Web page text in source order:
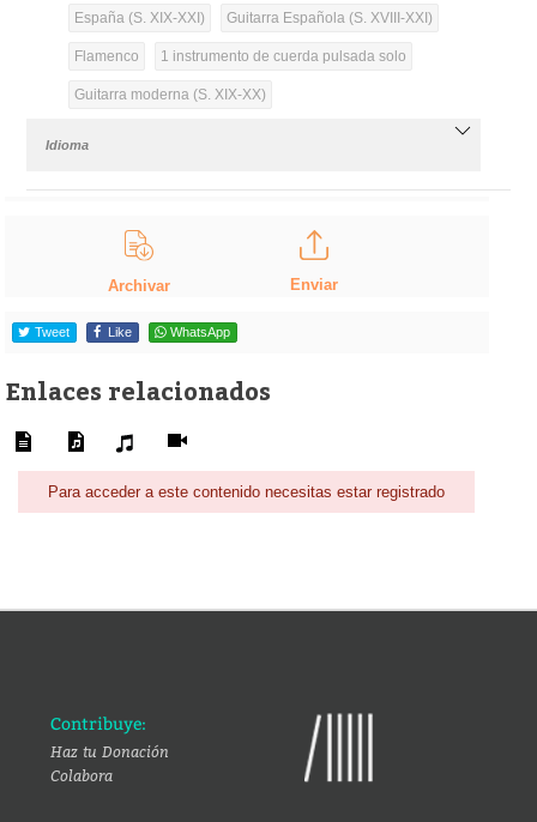
España (S. XIX-XXI) Guitarra Española (S. XVIII-XXI)
Flamenco 1 instrumento de cuerda pulsada solo
Guitarra moderna (S. XIX-XX)
Idioma
Archivar Enviar
Tweet Like WhatsApp
Enlaces relacionados
Para acceder a este contenido necesitas estar registrado
Contribuye:
Haz tu Donación
Colabora